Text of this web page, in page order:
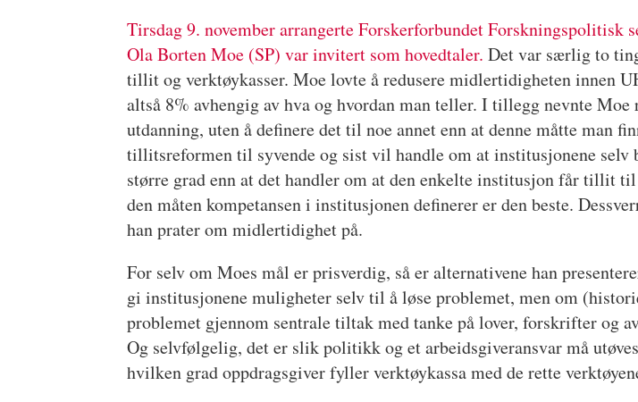
Tirsdag 9. november arrangerte Forskerforbundet
Ola Borten Moe (SP) var invitert som hovedtaler. Det var særlig to
tillit og verktøykasser. Moe lovte å redusere midlertidigheten innen
altså 8% avhengig av hva og hvordan man teller. I tillegg nevnte
utdanning, uten å definere det til noe annet enn at denne måtte man
tillitsreformen til syvende og sist vil handle om at institusjonene
større grad enn at det handler om at den enkelte institusjon får tillit
den måten kompetansen i institusjonen definerer er den beste.
han prater om midlertidighet på.
For selv om Moes mål er prisverdig, så er alternativene han
gi institusjonene muligheter selv til å løse problemet, men om
problemet gjennom sentrale tiltak med tanke på lover, forskrifter og
Og selvfølgelig, det er slik politikk og et arbeidsgiveransvar må
hvilken grad oppdragsgiver fyller verktøykassa med de rette